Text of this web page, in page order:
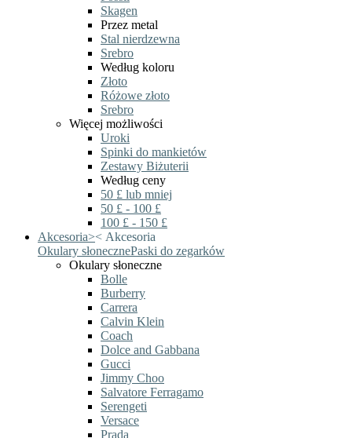
Skagen
Przez metal
Stal nierdzewna
Srebro
Według koloru
Złoto
Różowe złoto
Srebro
Więcej możliwości
Uroki
Spinki do mankietów
Zestawy Biżuterii
Według ceny
50 £ lub mniej
50 £ - 100 £
100 £ - 150 £
Akcesoria>< Akcesoria
Okulary słonecznePaski do zegarków
Okulary słoneczne
Bolle
Burberry
Carrera
Calvin Klein
Coach
Dolce and Gabbana
Gucci
Jimmy Choo
Salvatore Ferragamo
Serengeti
Versace
Prada